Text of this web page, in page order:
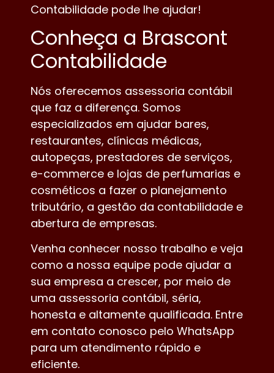
Contabilidade pode lhe ajudar!
Conheça a Brascont
Contabilidade
Nós oferecemos assessoria contábil
que faz a diferença. Somos
especializados em ajudar bares,
restaurantes, clínicas médicas,
autopeças, prestadores de serviços,
e-commerce e lojas de perfumarias e
cosméticos a fazer o planejamento
tributário, a gestão da contabilidade e
abertura de empresas.
Venha conhecer nosso trabalho e veja
como a nossa equipe pode ajudar a
sua empresa a crescer, por meio de
uma assessoria contábil, séria,
honesta e altamente qualificada. Entre
em contato conosco pelo WhatsApp
para um atendimento rápido e
eficiente.